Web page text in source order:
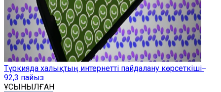
Түркияда халықтың интернетті пайдалану көрсеткіші ̶
92,3 пайыз
ҰСЫНЫЛҒАН